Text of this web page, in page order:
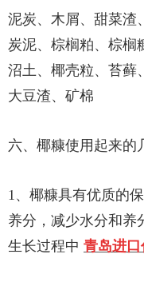
泥炭、木屑、甜菜渣
炭泥、棕榈粕、棕榈
沼土、椰壳粒、苔藓
大豆渣、矿棉
六、椰糠使用起来的
1、椰糠具有优质的
养分，减少水分和养
生长过程中 青岛进口